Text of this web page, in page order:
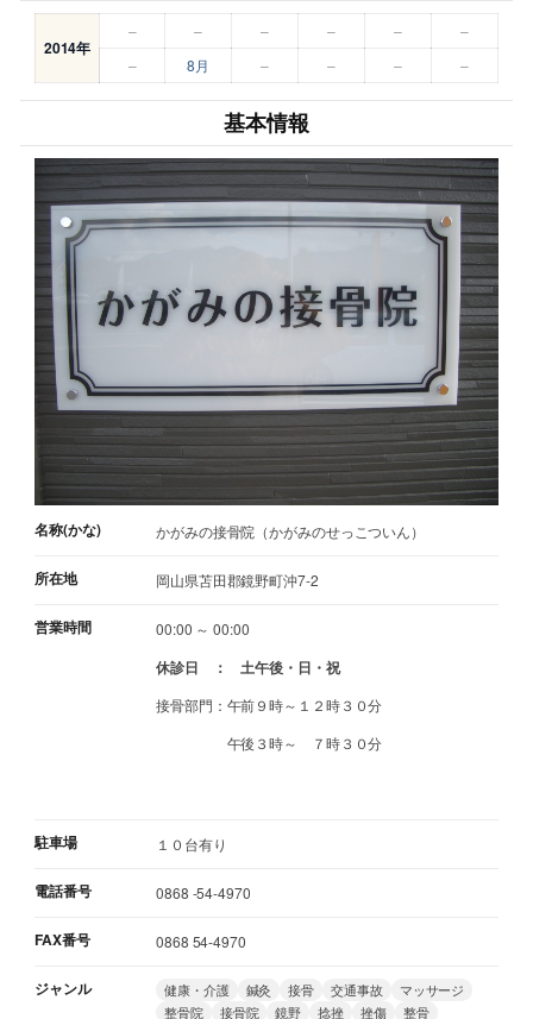
2014年
– – – – –
–
–
8月 – – – –
基本情報
名称(かな) かがみの接骨院（かがみのせっこついん）
所在地 岡山県苫田郡鏡野町沖7-2
営業時間 00:00 ～ 00:00
休診日 ： 土午後・日・祝
接骨部門：午前９時～１２時３０分
午後３時～ ７時３０分
駐車場 １０台有り
電話番号 0868 -54-4970
FAX番号 0868 54-4970
ジャンル 健康・介護 鍼灸 接骨 交通事故
マッサージ
整骨院
接骨院 鏡野 捻挫 挫傷 整骨